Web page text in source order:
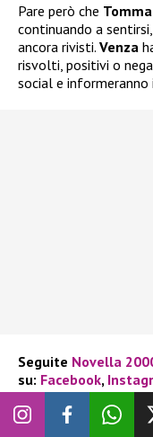
Pare però che
continuando a
ancora rivisti. Venza
risvolti, positivi o
social e informeranno
Seguite Novella
su: Facebook,